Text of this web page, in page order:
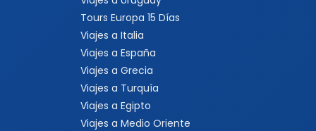
Tours Europa 15 Días
Viajes a Italia
Viajes a España
Viajes a Grecia
Viajes a Turquía
Viajes a Egipto
Viajes a Medio Oriente